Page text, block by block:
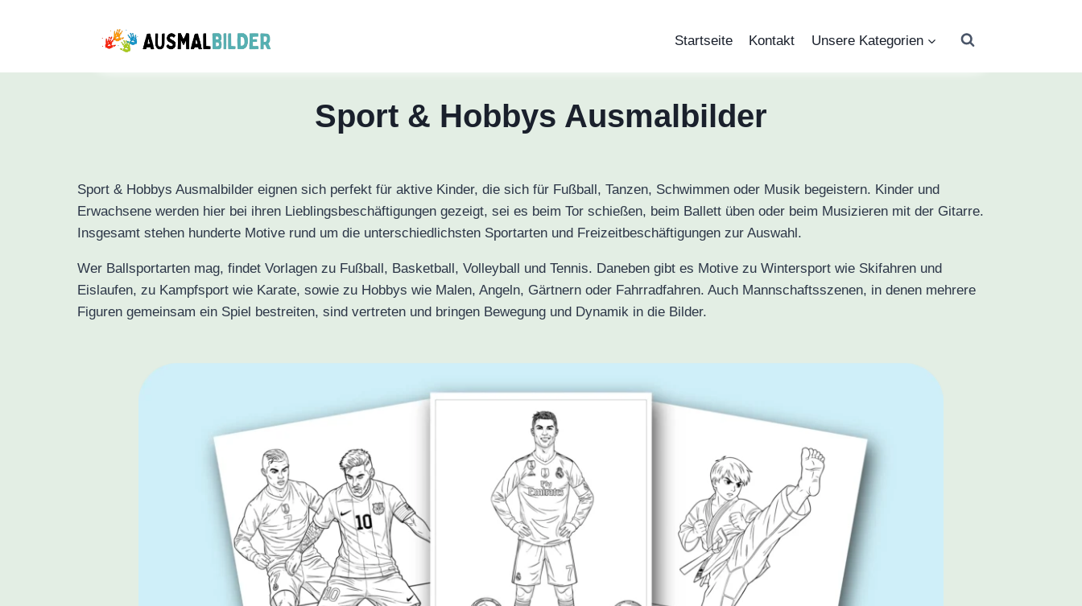
Startseite Kontakt Unsere Kategorien
Sport & Hobbys Ausmalbilder
Sport & Hobbys Ausmalbilder eignen sich perfekt für aktive Kinder, die sich für Fußball, Tanzen, Schwimmen oder Musik begeistern. Kinder und
Erwachsene werden hier bei ihren Lieblingsbeschäftigungen gezeigt, sei es beim Tor schießen, beim Ballett üben oder beim Musizieren mit der Gitarre.
Insgesamt stehen hunderte Motive rund um die unterschiedlichsten Sportarten und Freizeitbeschäftigungen zur Auswahl.
Wer Ballsportarten mag, findet Vorlagen zu Fußball, Basketball, Volleyball und Tennis. Daneben gibt es Motive zu Wintersport wie Skifahren und
Eislaufen, zu Kampfsport wie Karate, sowie zu Hobbys wie Malen, Angeln, Gärtnern oder Fahrradfahren. Auch Mannschaftsszenen, in denen mehrere
Figuren gemeinsam ein Spiel bestreiten, sind vertreten und bringen Bewegung und Dynamik in die Bilder.